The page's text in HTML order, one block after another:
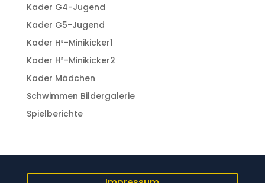
Kader G4-Jugend
Kader G5-Jugend
Kader H³-Minikicker1
Kader H³-Minikicker2
Kader Mädchen
Schwimmen Bildergalerie
Spielberichte